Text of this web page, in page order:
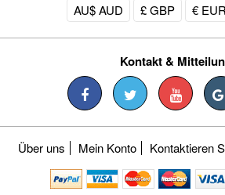
AU$ AUD £ GBP € EUR
Kontakt &
Über uns Mein Konto Kontaktieren